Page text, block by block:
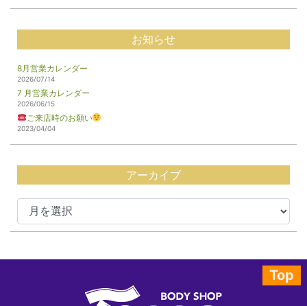
お知らせ
8月営業カレンダー
2026/07/14
7 月営業カレンダー
2026/06/15
ご来店時のお願い
2023/04/04
アーカイブ
Top